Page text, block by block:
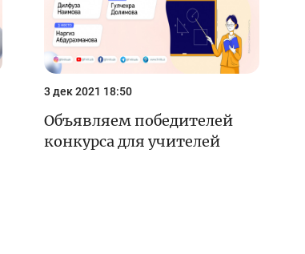
Проекты в СМИ
Учебные материалы
услуги
Фотогалерея
3 дек 2021 18:50
Объявляем победителей
конкурса для учителей